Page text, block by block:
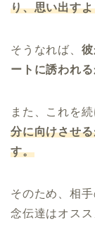
り、思い出す
そうなれば、
ートに誘われる
また、これを
分に向けさせ
す。
そのため、相
念伝達はオスス